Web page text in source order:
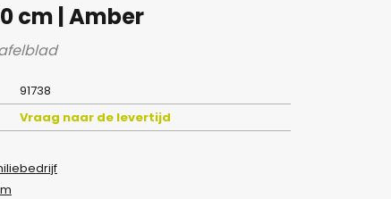
cm | Amber
91738
Vraag naar de levertijd